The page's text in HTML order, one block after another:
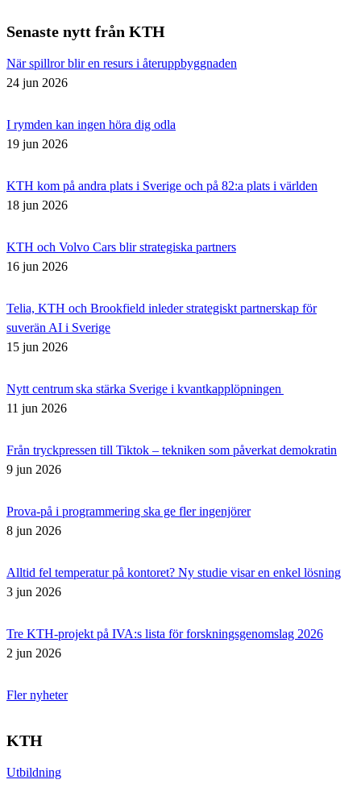
Senaste nytt från KTH
När spillror blir en resurs i återuppbyggnaden
24 jun 2026
I rymden kan ingen höra dig odla
19 jun 2026
KTH kom på andra plats i Sverige och på 82:a plats i världen
18 jun 2026
KTH och Volvo Cars blir strategiska partners
16 jun 2026
Telia, KTH och Brookfield inleder strategiskt partnerskap för
suverän AI i Sverige
15 jun 2026
Nytt centrum ska stärka Sverige i kvantkapplöpningen
11 jun 2026
Från tryckpressen till Tiktok – tekniken som påverkat demokratin
9 jun 2026
Prova-på i programmering ska ge fler ingenjörer
8 jun 2026
Alltid fel temperatur på kontoret? Ny studie visar en enkel lösning
3 jun 2026
Tre KTH-projekt på IVA:s lista för forskningsgenomslag 2026
2 jun 2026
Fler nyheter
KTH
Utbildning